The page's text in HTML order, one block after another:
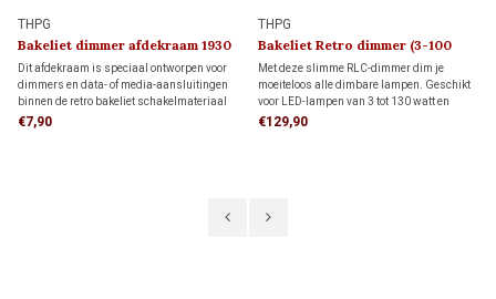
THPG
Bakeliet dimmer afdekraam 1930
Dit afdekraam is speciaal ontworpen voor
dimmers en data- of media-aansluitingen
binnen de retro bakeliet schakelmateriaal
serie. De vierkante vorm biedt meer
€7,90
THPG
Bakeliet Retro dimmer (3-100
Watt) 1930
Met deze slimme RLC-dimmer dim je
moeiteloos alle dimbare lampen. Geschikt
voor LED-lampen van 3 tot 130 watt en
andere lampen van 7 tot 350 watt. Dankzij
€129,90